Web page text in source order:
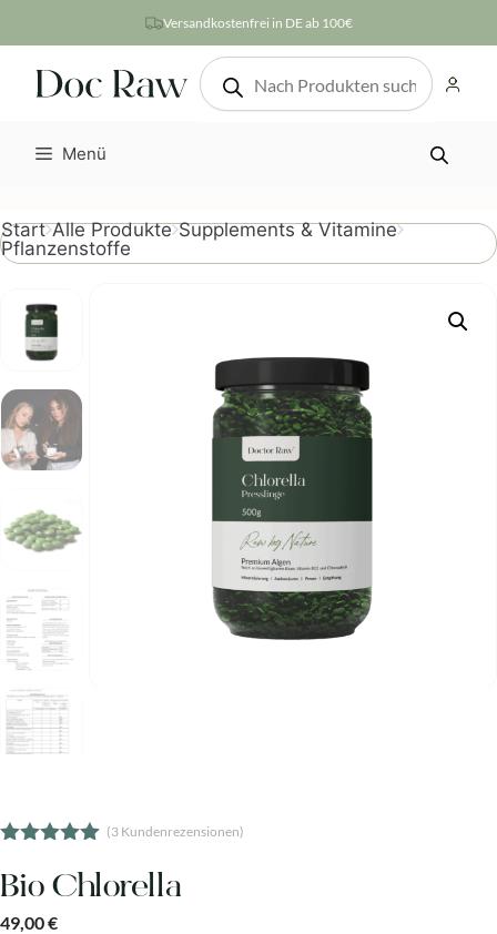
Inhalt
springen
Versandkostenfrei in DE ab 100€
Products
search
Menü
Start Alle Produkte Supplements & Vitamine
Pflanzenstoffe
(3Kundenrezensionen)
Bio Chlorella
49,00€